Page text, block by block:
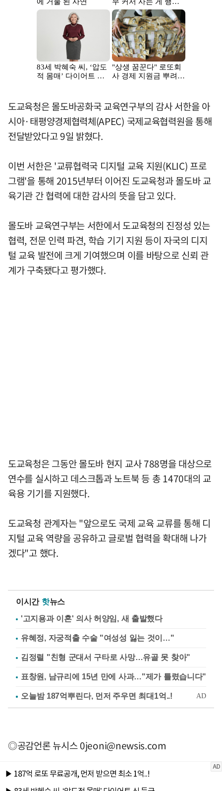
도교육청은 몰도바공화국 교육연구부의 감사 서한을 아
시아·태평양경제협력체(APEC) 국제교육협력원을 통해
전달받았다고 9일 밝혔다.
이번 서한은 '교류협력국 디지털 교육 지원(KLIC) 프로
그램'을 통해 2015년부터 이어진 도교육청과 몰도바 교
육기관 간 협력에 대한 감사의 뜻을 담고 있다.
몰도바 교육연구부는 서한에서 도교육청의 진정성 있는
협력, 전문 인력 파견, 학습 기기 지원 등이 자국의 디지
털 교육 발전에 크게 기여했으며 이를 바탕으로 신뢰 관
계가 구축됐다고 평가했다.
도교육청은 그동안 몰도바 현지 교사 788명을 대상으로
연수를 실시하고 데스크톱과 노트북 등 총 1470대의 교
육용 기기를 지원했다.
도교육청 관계자는 "앞으로도 국제 교육 교류를 통해 디
지털 교육 역량을 공유하고 글로벌 협력을 확대해 나가
겠다"고 했다.
이시간 핫뉴스
'고지용과 이혼' 의사 허양임, 새 출발했다
유혜정, 자궁적출 수술 "여성성 잃는 것이…"
김정렬 "친형 군대서 구타로 사망…유골 못 찾아"
표창원, 남규리에 15년 만에 사과…"제가 틀렸습니다"
◎공감언론 뉴시스0jeoni@newsis.com